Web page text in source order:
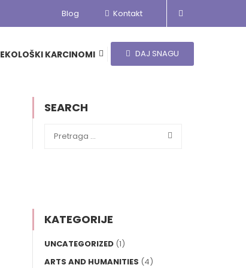
Blog Kontakt
KARCINOMI DAJ SNAGU
SEARCH
KATEGORIJE
UNCATEGORIZED (1)
ARTS AND HUMANITIES (4)